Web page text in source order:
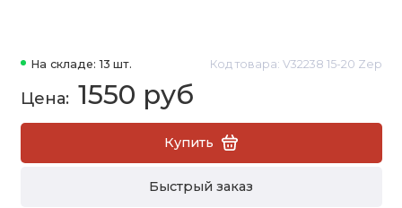
На складе: 13 шт. Код товара: V32238 15-20 Zep
1550 руб
Купить
Быстрый заказ